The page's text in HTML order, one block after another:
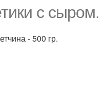
с сыром.
- 500 гр.